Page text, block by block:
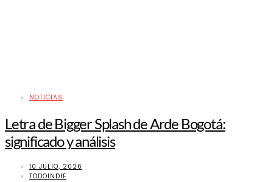
NOTICIAS
Letra de Bigger Splash de Arde Bogotá:
significado y análisis
10 JULIO, 2026
TODOINDIE